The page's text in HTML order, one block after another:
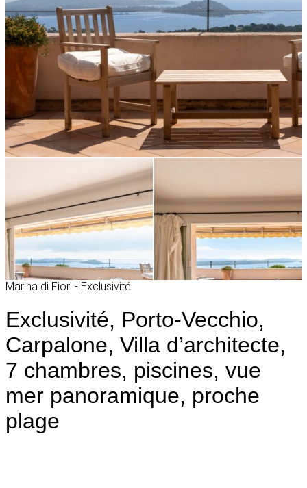
Marina di Fiori - Exclusivité
Exclusivité, Porto-Vecchio,
Carpalone, Villa d’architecte,
7 chambres, piscines, vue
mer panoramique, proche
plage